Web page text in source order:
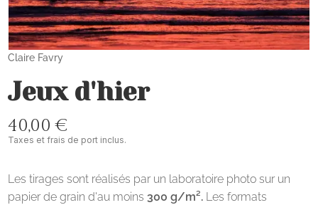
Claire Favry
Jeux d'hier
40,00 €
Taxes et frais de port inclus.
Les tirages sont réalisés par un laboratoire photo sur un
papier de grain d'au moins 300 g/m². Les formats